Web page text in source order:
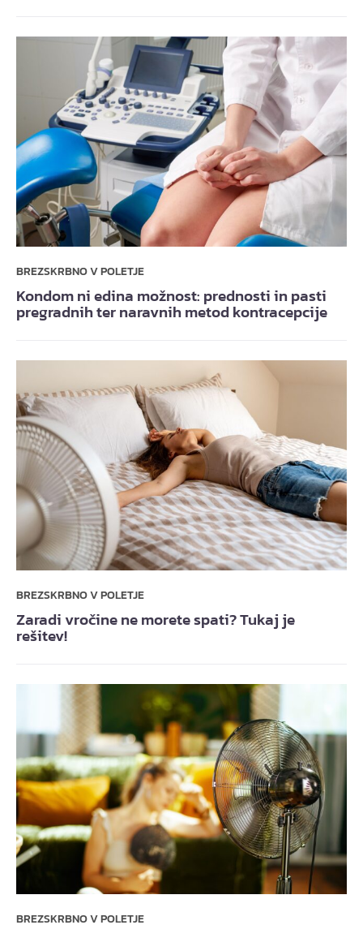
BREZSKRBNO V POLETJE
Kondom ni edina možnost: prednosti in pasti
pregradnih ter naravnih metod kontracepcije
BREZSKRBNO V POLETJE
Zaradi vročine ne morete spati? Tukaj je
rešitev!
BREZSKRBNO V POLETJE